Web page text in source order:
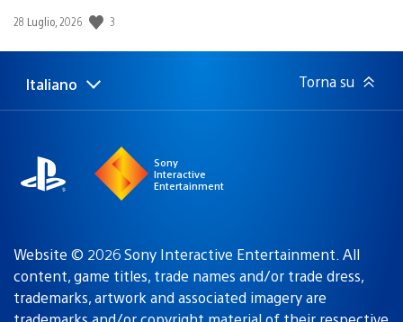
Data
pubblicazione:
28 Luglio, 2026 3
Seleziona
una
Regione
attuale:
Italiano Torna su
Sony
Interactive
Entertainment
Website © 2026 Sony Interactive Entertainment. All
content, game titles, trade names and/or trade dress,
trademarks, artwork and associated imagery are